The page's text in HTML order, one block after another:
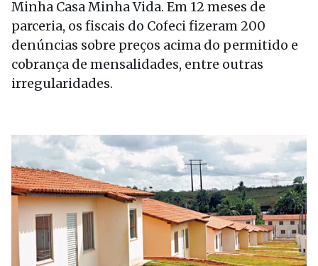
Minha Casa Minha Vida. Em 12 meses de
parceria, os fiscais do Cofeci fizeram 200
denúncias sobre preços acima do permitido e
cobrança de mensalidades, entre outras
irregularidades.